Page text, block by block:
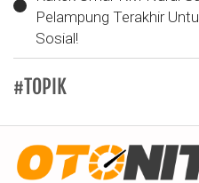
Pelampung Terakhir
Sosial!
#TOPIK